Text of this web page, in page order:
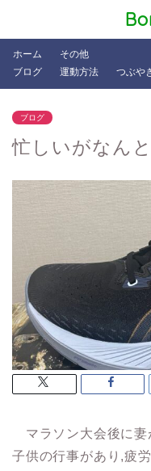
ホーム
ブログ
その他
運動方法
つぶや
ブログ
忙しいがなん
マラソン大会後に妻
子供の行事があり,疲